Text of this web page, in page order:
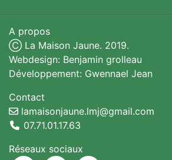
A propos
Ⓒ La Maison Jaune. 2019.
Webdesign: Benjamin grolleau
Développement: Gwennael Jean
Contact
lamaisonjaune.lmj@gmail.com
07.71.01.17.63
Réseaux sociaux